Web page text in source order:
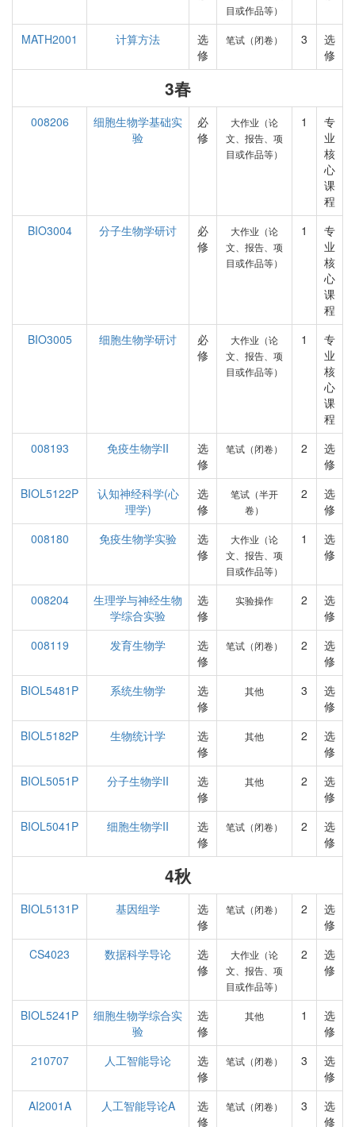
目或作品等）
MATH2001 计算方法
选
修
笔试（闭卷） 3
选
修
3春
008206
细胞生物学基础实
验
必
修
大作业（论
文、报告、项
目或作品等）
1
专
业
核
心
课
程
BIO3004
分子生物学研讨
必
修
大作业（论
文、报告、项
目或作品等）
1
专
业
核
心
课
程
BIO3005
细胞生物学研讨
必
修
大作业（论
文、报告、项
目或作品等）
1
专
业
核
心
课
程
008193
免疫生物学II
选
修
笔试（闭卷） 2
选
修
BIOL5122P
认知神经科学(心
理学)
选
修
笔试（半开
卷）
2
选
修
008180
免疫生物学实验
选
修
大作业（论
文、报告、项
目或作品等）
1
选
修
008204
生理学与神经生物
学综合实验
选
修
实验操作 2
选
修
008119
发育生物学
选
修
笔试（闭卷） 2
选
修
BIOL5481P
系统生物学
选
修
其他 3
选
修
BIOL5182P
生物统计学
选
修
其他 2
选
修
BIOL5051P
分子生物学II
选
修
其他 2
选
修
BIOL5041P
细胞生物学II
选
修
笔试（闭卷） 2
选
修
4秋
BIOL5131P 基因组学
选
修
笔试（闭卷） 2
选
修
CS4023
数据科学导论
选
修
大作业（论
文、报告、项
目或作品等）
2
选
修
BIOL5241P
细胞生物学综合实
验
选
修
其他 1
选
修
210707
人工智能导论
选
修
笔试（闭卷） 3
选
修
AI2001A
人工智能导论A
选
修
笔试（闭卷） 3
选
修